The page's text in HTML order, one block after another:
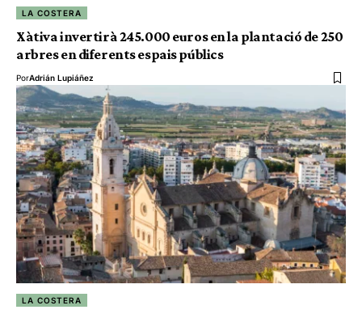
LA COSTERA
Xàtiva invertirà 245.000 euros en la plantació de 250
arbres en diferents espais públics
PorAdrián Lupiáñez
LA COSTERA